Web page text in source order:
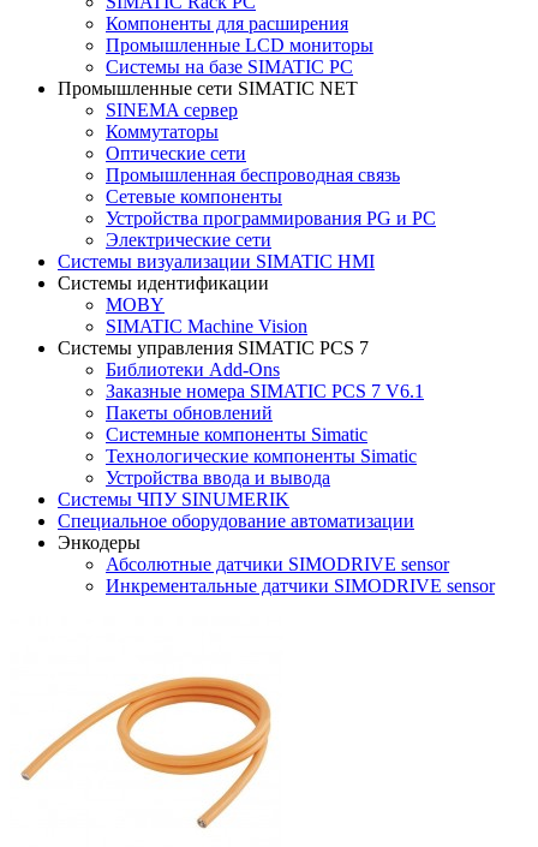
Компоненты для расширения
Промышленные LCD мониторы
Системы на базе SIMATIC PC
Промышленные сети SIMATIC NET
SINEMA сервер
Коммутаторы
Оптические сети
Промышленная беспроводная связь
Сетевые компоненты
Устройства программирования PG и PC
Электрические сети
Системы визуализации SIMATIC HMI
Системы идентификации
MOBY
SIMATIC Machine Vision
Системы управления SIMATIC PCS 7
Библиотеки Add-Ons
Заказные номера SIMATIC PCS 7 V6.1
Пакеты обновлений
Системные компоненты Simatic
Технологические компоненты Simatic
Устройства ввода и вывода
Системы ЧПУ SINUMERIK
Специальное оборудование автоматизации
Энкодеры
Абсолютные датчики SIMODRIVE sensor
Инкрементальные датчики SIMODRIVE sensor